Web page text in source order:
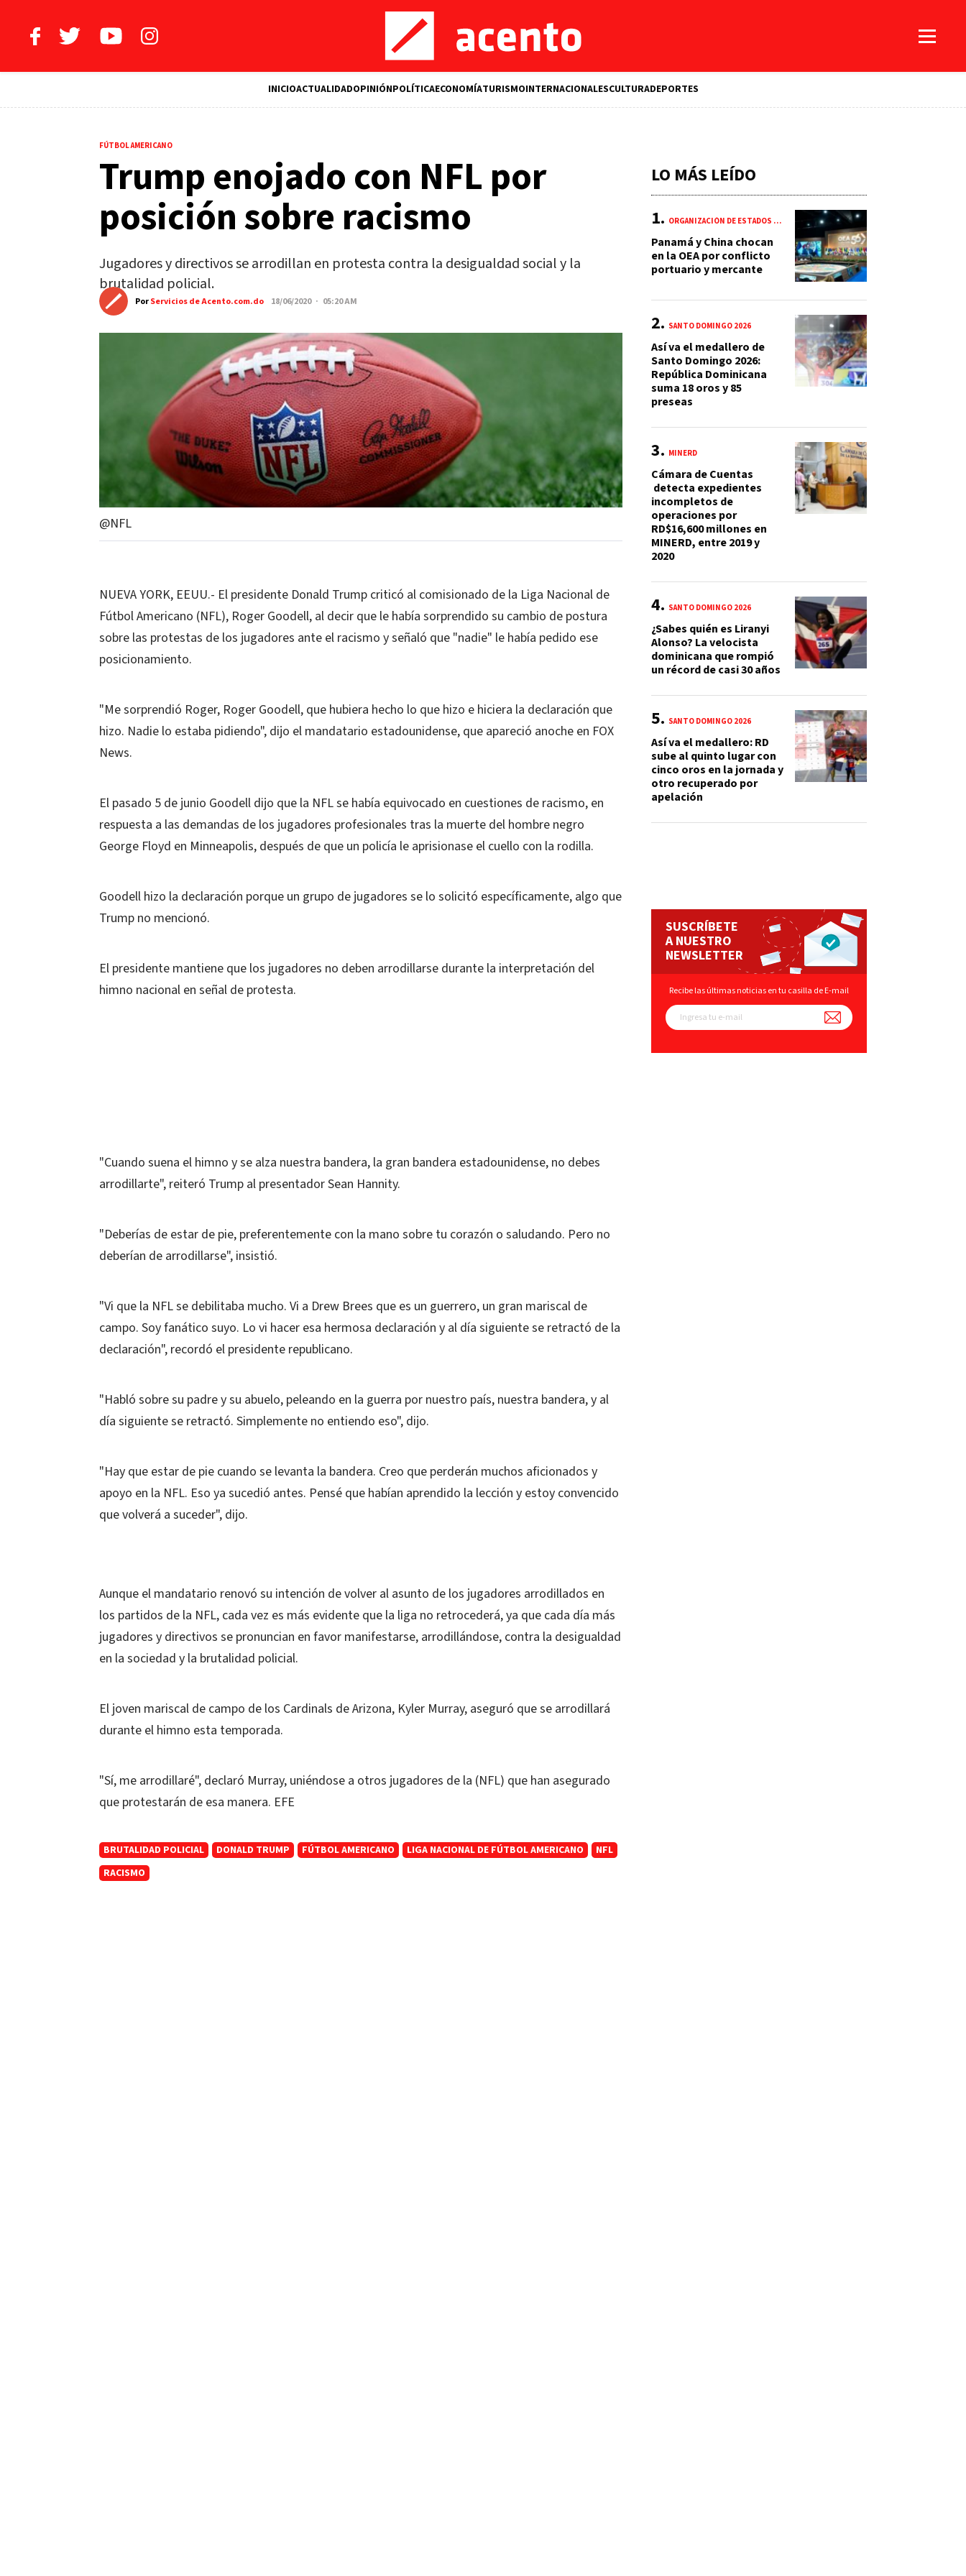
INICIOACTUALIDADOPINIÓNPOLÍTICAECONOMÍATURISMOINTERNACIONALESCULTURADEPORTES
FÚTBOL AMERICANO
Trump enojado con NFL por
posición sobre racismo
Jugadores y directivos se arrodillan en protesta contra la desigualdad social y la
brutalidad policial.
PorServicios de Acento.com.do 18/06/2020 · 05:20 AM
@NFL
NUEVA YORK, EEUU.- El presidente Donald Trump criticó al comisionado de la Liga Nacional de
Fútbol Americano (NFL), Roger Goodell, al decir que le había sorprendido su cambio de postura
sobre las protestas de los jugadores ante el racismo y señaló que "nadie" le había pedido ese
posicionamiento.
"Me sorprendió Roger, Roger Goodell, que hubiera hecho lo que hizo e hiciera la declaración que
hizo. Nadie lo estaba pidiendo", dijo el mandatario estadounidense, que apareció anoche en FOX
News.
El pasado 5 de junio Goodell dijo que la NFL se había equivocado en cuestiones de racismo, en
respuesta a las demandas de los jugadores profesionales tras la muerte del hombre negro
George Floyd en Minneapolis, después de que un policía le aprisionase el cuello con la rodilla.
Goodell hizo la declaración porque un grupo de jugadores se lo solicitó específicamente, algo que
Trump no mencionó.
El presidente mantiene que los jugadores no deben arrodillarse durante la interpretación del
himno nacional en señal de protesta.
"Cuando suena el himno y se alza nuestra bandera, la gran bandera estadounidense, no debes
arrodillarte", reiteró Trump al presentador Sean Hannity.
"Deberías de estar de pie, preferentemente con la mano sobre tu corazón o saludando. Pero no
deberían de arrodillarse", insistió.
"Vi que la NFL se debilitaba mucho. Vi a Drew Brees que es un guerrero, un gran mariscal de
campo. Soy fanático suyo. Lo vi hacer esa hermosa declaración y al día siguiente se retractó de la
declaración", recordó el presidente republicano.
"Habló sobre su padre y su abuelo, peleando en la guerra por nuestro país, nuestra bandera, y al
día siguiente se retractó. Simplemente no entiendo eso", dijo.
"Hay que estar de pie cuando se levanta la bandera. Creo que perderán muchos aficionados y
apoyo en la NFL. Eso ya sucedió antes. Pensé que habían aprendido la lección y estoy convencido
que volverá a suceder", dijo.
Aunque el mandatario renovó su intención de volver al asunto de los jugadores arrodillados en
los partidos de la NFL, cada vez es más evidente que la liga no retrocederá, ya que cada día más
jugadores y directivos se pronuncian en favor manifestarse, arrodillándose, contra la desigualdad
en la sociedad y la brutalidad policial.
El joven mariscal de campo de los Cardinals de Arizona, Kyler Murray, aseguró que se arrodillará
durante el himno esta temporada.
"Sí, me arrodillaré", declaró Murray, uniéndose a otros jugadores de la (NFL) que han asegurado
que protestarán de esa manera. EFE
BRUTALIDAD POLICIAL DONALD TRUMP FÚTBOL AMERICANO LIGA NACIONAL DE FÚTBOL AMERICANO
NFL
RACISMO
LO MÁS LEÍDO
ORGANIZACIÓN DE ESTADOS AMERICANOS (OEA)
Panamá y China chocan
en la OEA por conflicto
portuario y mercante
SANTO DOMINGO 2026
Así va el medallero de
Santo Domingo 2026:
República Dominicana
suma 18 oros y 85
preseas
MINERD
Cámara de Cuentas
detecta expedientes
incompletos de
operaciones por
RD$16,600 millones en
MINERD, entre 2019 y
2020
SANTO DOMINGO 2026
¿Sabes quién es Liranyi
Alonso? La velocista
dominicana que rompió
un récord de casi 30 años
SANTO DOMINGO 2026
Así va el medallero: RD
sube al quinto lugar con
cinco oros en la jornada y
otro recuperado por
apelación
SUSCRÍBETE
A NUESTRO
NEWSLETTER
Recibe las últimas noticias en tu casilla de E-mail